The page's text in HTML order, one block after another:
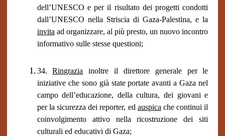
dell’UNESCO e per il risultato dei progetti condotti
dall’UNESCO nella Striscia di Gaza-Palestina, e la
invita ad organizzare, al più presto, un nuovo incontro
informativo sulle stesse questioni;
34.Ringrazia inoltre il direttore generale per le
iniziative che sono già state portate avanti a Gaza nel
campo dell’educazione, della cultura, dei giovani e
per la sicurezza dei reporter, ed auspica che continui il
coinvolgimento attivo nella ricostruzione dei siti
culturali ed educativi di Gaza;